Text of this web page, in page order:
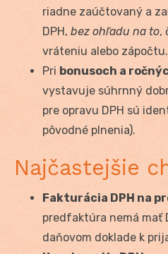
riadne zaúčtovaný a
DPH, bez ohľadu na to,
vráteniu alebo zápočtu.
Pri bonusoch a
vystavuje súhrnný
pre opravu DPH sú
pôvodné plnenia).
Najčastejšie
Fakturácia DPH na
predfaktúra nemá mať
daňovom doklade k